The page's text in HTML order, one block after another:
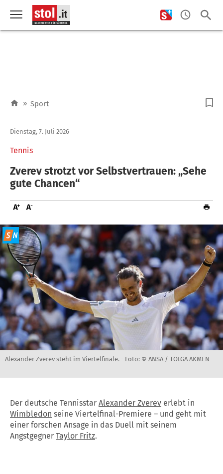
» Sport
Tennis
Dienstag, 7. Juli 2026
Zverev strotzt vor Selbstvertrauen: „Sehe
gute Chancen“
Alexander Zverev steht im Viertelfinale. - Foto: © ANSA / TOLGA AKMEN
Der deutsche Tennisstar Alexander Zverev erlebt in
Wimbledon seine Viertelfinal-Premiere – und geht mit
einer forschen Ansage in das Duell mit seinem
Angstgegner Taylor Fritz.